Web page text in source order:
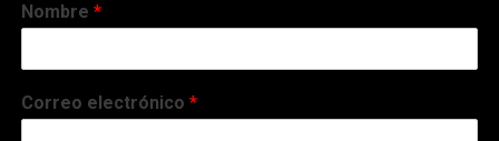
Nombre*
Correo electrónico*